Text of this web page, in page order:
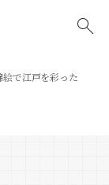
絵で江戸を彩った